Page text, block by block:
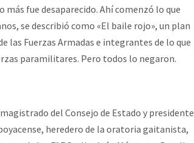
fue desaparecido. Ahí comenzó lo que
se describió como «El baile rojo», un plan
Fuerzas Armadas e integrantes de lo que
paramilitares. Pero todos lo negaron.
del Consejo de Estado y presidente
heredero de la oratoria gaitanista,